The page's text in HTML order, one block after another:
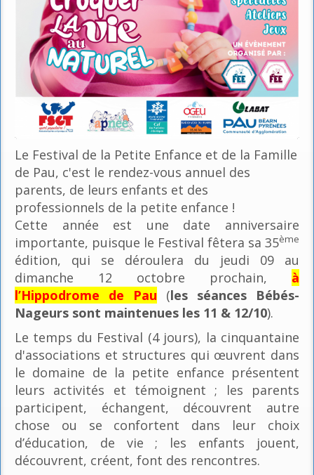
Le Festival de la Petite Enfance et de la Famille
de Pau, c'est le rendez-vous annuel des
parents, de leurs enfants et des
professionnels de la petite enfance !
Cette année est une date anniversaire
importante, puisque le Festival fêtera sa 35ème
édition, qui se déroulera du jeudi 09 au
dimanche 12 octobre prochain, à
l’Hippodrome de Pau (les séances Bébés-
Nageurs sont maintenues les 11 & 12/10).
Le temps du Festival (4 jours), la cinquantaine
d'associations et structures qui œuvrent dans
le domaine de la petite enfance présentent
leurs activités et témoignent ; les parents
participent, échangent, découvrent autre
chose ou se confortent dans leur choix
d’éducation, de vie ; les enfants jouent,
découvrent, créent, font des rencontres.